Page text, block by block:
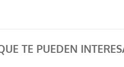
TE PUEDEN